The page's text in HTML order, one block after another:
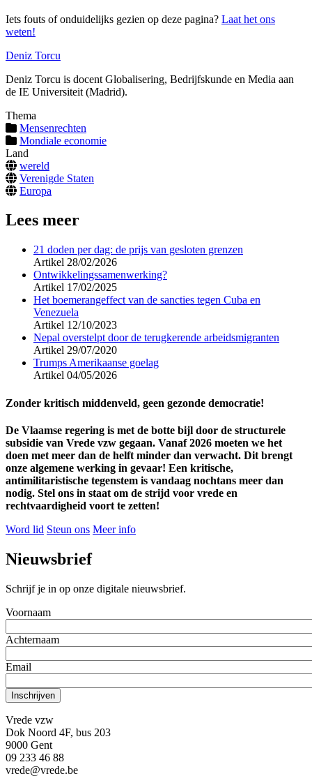
Iets fouts of onduidelijks gezien op deze pagina? Laat het ons
weten!
Deniz Torcu
Deniz Torcu is docent Globalisering, Bedrijfskunde en Media aan
de IE Universiteit (Madrid).
Thema
Mensenrechten
Mondiale economie
Land
wereld
Verenigde Staten
Europa
Lees meer
21 doden per dag: de prijs van gesloten grenzen
Artikel 28/02/2026
Ontwikkelingssamenwerking?
Artikel 17/02/2025
Het boemerangeffect van de sancties tegen Cuba en
Venezuela
Artikel 12/10/2023
Nepal overstelpt door de terugkerende arbeidsmigranten
Artikel 29/07/2020
Trumps Amerikaanse goelag
Artikel 04/05/2026
Zonder kritisch middenveld, geen gezonde democratie!
De Vlaamse regering is met de botte bijl door de structurele
subsidie van Vrede vzw gegaan. Vanaf 2026 moeten we het
doen met meer dan de helft minder dan verwacht. Dit brengt
onze algemene werking in gevaar! Een kritische,
antimilitaristische tegenstem is vandaag nochtans meer dan
nodig. Stel ons in staat om de strijd voor vrede en
rechtvaardigheid voort te zetten!
Word lid Steun ons Meer info
Nieuwsbrief
Schrijf je in op onze digitale nieuwsbrief.
Voornaam
Achternaam
Email
Vrede vzw
Dok Noord 4F, bus 203
9000 Gent
09 233 46 88
vrede@vrede.be